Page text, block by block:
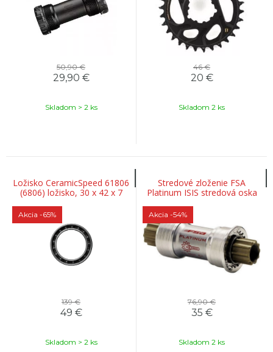
50,90 €
29,90 €
Skladom > 2 ks
46 €
20 €
Skladom 2 ks
Ložisko CeramicSpeed 61806
(6806) ložisko, 30 x 42 x 7
Akcia -65%
139 €
49 €
Skladom > 2 ks
Stredové zloženie FSA
Platinum ISIS stredová oska
Akcia -54%
76,90 €
35 €
Skladom 2 ks